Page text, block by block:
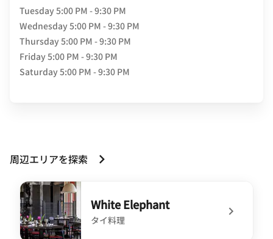
Tuesday5:00 PM - 9:30 PM
Wednesday5:00 PM - 9:30 PM
Thursday5:00 PM - 9:30 PM
Friday5:00 PM - 9:30 PM
Saturday5:00 PM - 9:30 PM
周辺エリアを探索
White Elephant
タイ料理